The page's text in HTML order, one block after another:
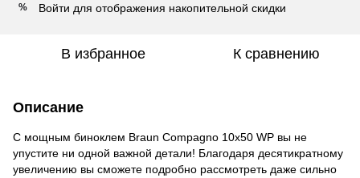
% Войти для отображения накопительной скидки
В избранное К сравнению
Описание
С мощным биноклем Braun Compagno 10х50 WP вы не
упустите ни одной важной детали! Благодаря десятикратному
увеличению вы сможете подробно рассмотреть даже сильно